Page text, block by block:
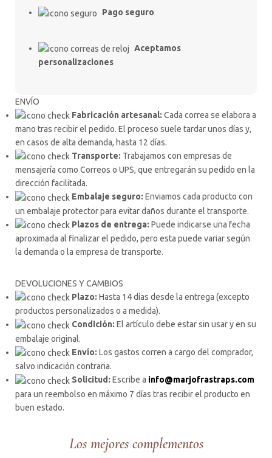
Pago seguro
Aceptamos
personalizaciones
ENVÍO
Fabricación artesanal: Cada correa se elabora a
mano tras recibir el pedido. El proceso suele tardar unos días y,
en casos de alta demanda, hasta 12 días.
Transporte: Trabajamos con empresas de
mensajería como Correos o UPS, que entregarán su pedido en la
dirección facilitada.
Embalaje seguro: Enviamos cada producto con
un embalaje protector para evitar daños durante el transporte.
Plazos de entrega: Puede indicarse una fecha
aproximada al finalizar el pedido, pero esta puede variar según
la demanda o la empresa de transporte.
DEVOLUCIONES Y CAMBIOS
Plazo: Hasta 14 días desde la entrega (excepto
productos personalizados o a medida).
Condición: El artículo debe estar sin usar y en su
embalaje original.
Envío: Los gastos corren a cargo del comprador,
salvo indicación contraria.
Solicitud: Escribe a info@marjofrastraps.com
para un reembolso en máximo 7 días tras recibir el producto en
buen estado.
Los mejores complementos